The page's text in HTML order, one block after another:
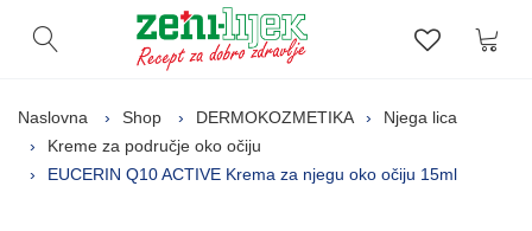
Otvori pretragu Lista
Naslovna Shop DERMOKOZMETIKA
Njega lica
Kreme za područje oko očiju
EUCERIN Q10 ACTIVE Krema za njegu oko očiju 15ml